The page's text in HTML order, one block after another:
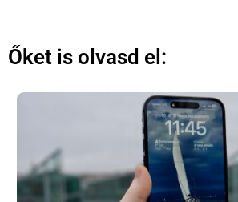
Őket is olvasd el: